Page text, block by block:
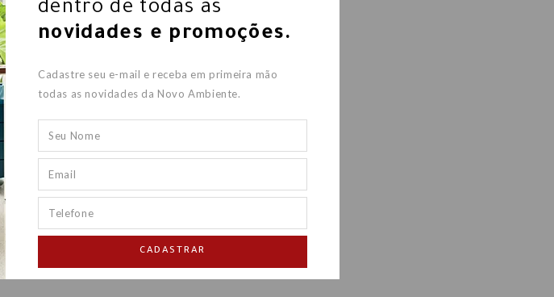
R$ 3.245,00 R$ 1.623,00
dentro de todas as
novidades e promoções.
Cadastre seu e-mail e receba em primeira mão
todas as novidades da Novo Ambiente.
CADASTRAR